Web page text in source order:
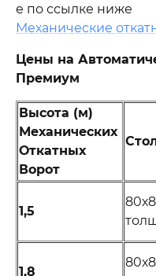
е по ссылке ниже
Механические
Цены на
Премиум
Высота (м)
Механических
Откатных
Ворот
1,5
1,8